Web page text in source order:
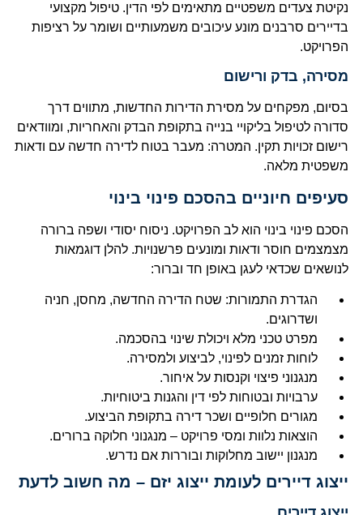
נקיטת צעדים משפטיים מתאימים לפי הדין. טיפול מקצועי
בדיירים סרבנים מונע עיכובים משמעותיים ושומר על רציפות
הפרויקט.
מסירה, בדק ורישום
בסיום, מפקחים על מסירת הדירות החדשות, מתווים דרך
סדורה לטיפול בליקויי בנייה בתקופת הבדק והאחריות, ומוודאים
רישום זכויות תקין. המטרה: מעבר בטוח לדירה חדשה עם ודאות
משפטית מלאה.
סעיפים חיוניים בהסכם פינוי בינוי
הסכם פינוי בינוי הוא לב הפרויקט. ניסוח יסודי ושפה ברורה
מצמצמים חוסר ודאות ומונעים פרשנויות. להלן דוגמאות
לנושאים שכדאי לעגן באופן חד וברור:
הגדרת התמורות: שטח הדירה החדשה, מחסן, חניה
ושדרוגים.
מפרט טכני מלא ויכולת שינוי בהסכמה.
לוחות זמנים לפינוי, לביצוע ולמסירה.
מנגנוני פיצוי וקנסות על איחור.
ערבויות ובטוחות לפי דין והגנות ביטוחיות.
מגורים חלופיים ושכר דירה בתקופת הביצוע.
הוצאות נלוות ומסי פרויקט – מנגנוני חלוקה ברורים.
מנגנון יישוב מחלוקות ובוררות אם נדרש.
ייצוג דיירים לעומת ייצוג יזם – מה חשוב לדעת